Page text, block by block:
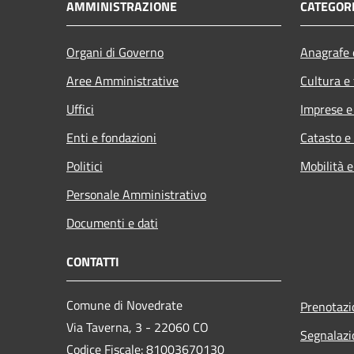
AMMINISTRAZIONE
Organi di Governo
Aree Amministrative
Uffici
Enti e fondazioni
Politici
Personale Amministrativo
Documenti e dati
Cultura
Imprese
Catasto
Mobilità
CONTATTI
Comune di Novedrate
Via Taverna, 3 - 22060 CO
Codice Fiscale: 81003670130